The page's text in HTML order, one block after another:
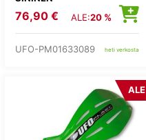
76,90 € ALE:20 %
UFO-PM01633089 heti verkosta
ALE